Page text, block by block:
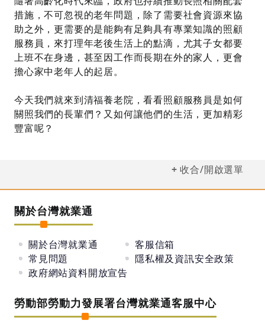
措施，不可忽視的老年問題，除了需要社會資源來協
助之外，更需要的是能夠有足夠具有專業知識的照顧
服務員，來打理年老後生活上的點滴，尤其子女都要
上班不在身邊，甚至因工作而長期在外的家人，更會
擔心家中老年人的起居。
今天我們就來到清福養老院，看看照顧服務員是如何
關照我們的長輩們？又如何讓他們的生活，更加精彩
豐富呢？
收合/開啟選單
關於台灣就業通
關於台灣就業通
客服信箱
常見問題
隱私權及資訊安全政策
政府網站資料開放宣告
勞動部勞動力發展署台灣就業通客服中心